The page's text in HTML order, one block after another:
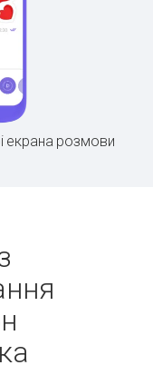
екрана розмови